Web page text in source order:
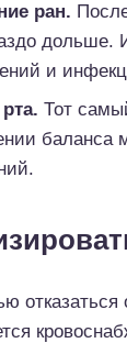
ран.
дольше.
и
Тот
баланса